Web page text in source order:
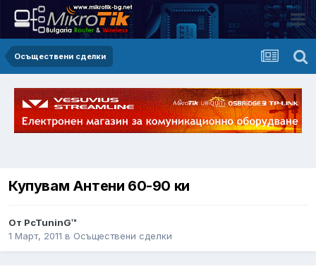
Осъществени сделки
Купувам Антени 60-90 ки
От PcTuninG™
1 Март, 2011 в Осъществени сделки